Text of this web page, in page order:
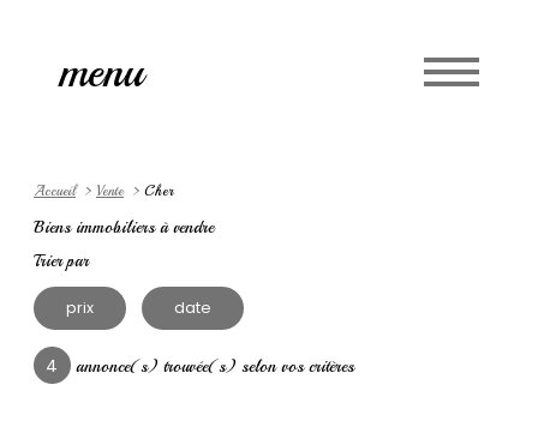
menu
Accueil Vente Cher
Biens immobiliers à vendre
Trier par
prix date
4 annonce(s) trouvée(s) selon vos critères